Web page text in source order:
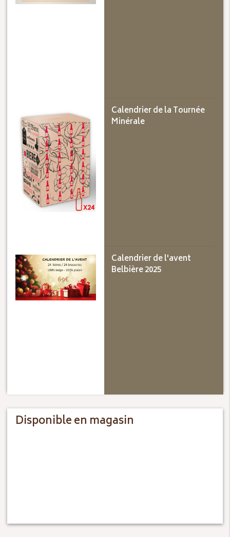
Calendrier de la Tournée
Minérale
Calendrier de l'avent
Belbière 2025
Disponible en magasin